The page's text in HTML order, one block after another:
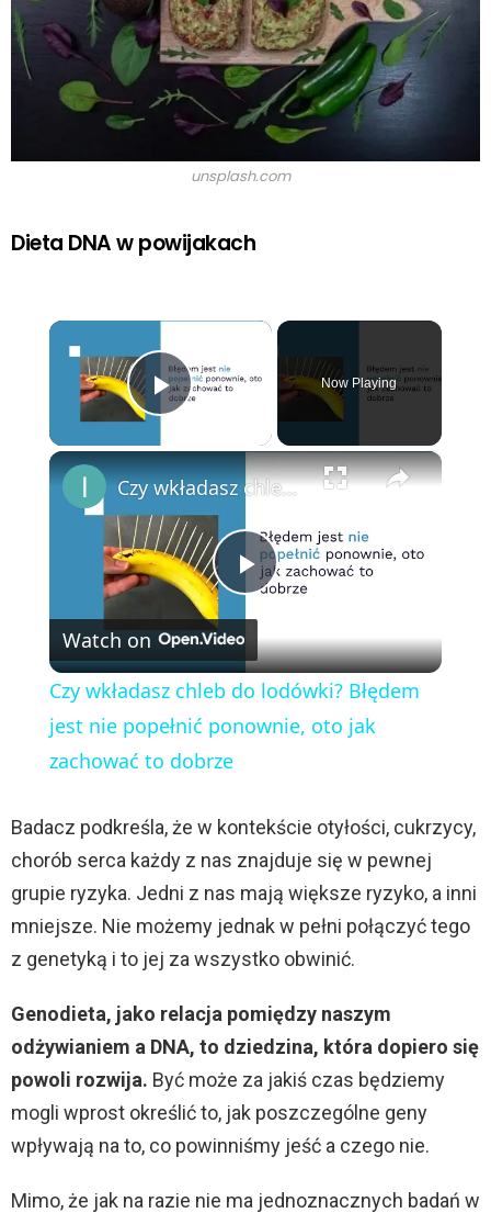
unsplash.com
Dieta DNA w powijakach
×
Play Video
Now Playing
×
P
l
a
V
i
e
o
Czy wkładasz chleb do lodówki? Błędem jest nie popełnić ponownie, oto jak zachować to dobrze
Watch on
Czy wkładasz chleb do lodówki? Błędem
jest nie popełnić ponownie, oto jak
zachować to dobrze
Badacz podkreśla, że w kontekście otyłości, cukrzycy,
chorób serca każdy z nas znajduje się w pewnej
grupie ryzyka. Jedni z nas mają większe ryzyko, a inni
mniejsze. Nie możemy jednak w pełni połączyć tego
z genetyką i to jej za wszystko obwinić.
Genodieta, jako relacja pomiędzy naszym
odżywianiem a DNA, to dziedzina, która dopiero się
powoli rozwija. Być może za jakiś czas będziemy
mogli wprost określić to, jak poszczególne geny
wpływają na to, co powinniśmy jeść a czego nie.
Mimo, że jak na razie nie ma jednoznacznych badań w